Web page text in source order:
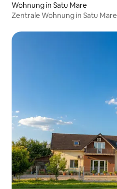
Wohnung in Satu Mare
Zentrale Wohnung in Satu Mare